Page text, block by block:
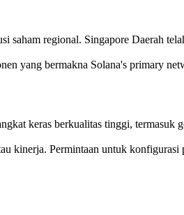
regional. Singapore Daerah
yang bermakna Solana's primary
keras berkualitas tinggi,
kinerja. Permintaan untuk konfigurasi